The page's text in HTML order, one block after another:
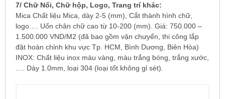
7/ Chữ Nổi, Chữ hộp, Logo, Trang trí khác:
Mica Chất liệu Mica, dày 2-5 (mm), Cắt thành hình chữ,
logo…. Uốn chân chữ cao từ 10-200 (mm). Giá: 750.000 –
1.500.000 VND/M2 (đã bao gồm vận chưyển, thi công lắp
đặt hoàn chỉnh khu vực Tp. HCM, Bình Dương, Biên Hòa)
INOX: Chất liệu inox màu vàng, màu trắng bóng, trắng xước,
…. Dày 1.0mm, loại 304 (loại tốt không gỉ sét).